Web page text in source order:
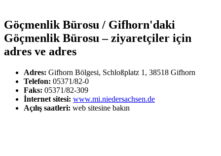
Göçmenlik Bürosu / Gifhorn'daki
Göçmenlik Bürosu – ziyaretçiler için
adres ve adres
Adres: Gifhorn Bölgesi, Schloßplatz 1, 38518 Gifhorn
Telefon: 05371/82-0
Faks: 05371/82-309
İnternet sitesi: www.mi.niedersachsen.de
Açılış saatleri: web sitesine bakın